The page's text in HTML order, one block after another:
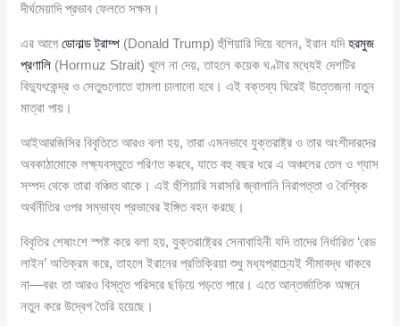
দীর্ঘমেয়াদি প্রভাব ফেলতে সক্ষম।
এর আগেডোনাল্ড ট্রাম্প (Donald Trump) হুঁশিয়ারি দিয়ে বলেন, ইরান যদিহরমুজ
প্রণালি (Hormuz Strait) খুলে না দেয়, তাহলে কয়েক ঘণ্টার মধ্যেই দেশটির
বিদ্যুৎকেন্দ্র ও সেতুগুলোতে হামলা চালানো হবে। এই বক্তব্য ঘিরেই উত্তেজনা নতুন
মাত্রা পায়।
আইআরজিসির বিবৃতিতে আরও বলা হয়, তারা এমনভাবে যুক্তরাষ্ট্র ও তার অংশীদারদের
অবকাঠামোকে লক্ষ্যবস্তুতে পরিণত করবে, যাতে বহু বছর ধরে এ অঞ্চলের তেল ও গ্যাস
সম্পদ থেকে তারা বঞ্চিত থাকে। এই হুঁশিয়ারি সরাসরি জ্বালানি নিরাপত্তা ও বৈশ্বিক
অর্থনীতির ওপর সম্ভাব্য প্রভাবের ইঙ্গিত বহন করছে।
বিবৃতির শেষাংশে স্পষ্ট করে বলা হয়, যুক্তরাষ্ট্রের সেনাবাহিনী যদি তাদের নির্ধারিত ‘রেড
লাইন’ অতিক্রম করে, তাহলে ইরানের প্রতিক্রিয়া শুধু মধ্যপ্রাচ্যেই সীমাবদ্ধ থাকবে
না—বরং তা আরও বিস্তৃত পরিসরে ছড়িয়ে পড়তে পারে। এতে আন্তর্জাতিক অঙ্গনে
নতুন করে উদ্বেগ তৈরি হয়েছে।